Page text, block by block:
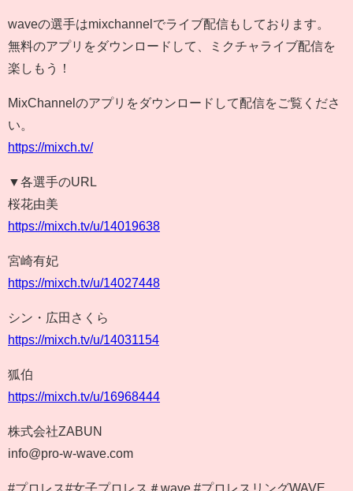
waveの選手はmixchannelでライブ配信もしております。
無料のアプリをダウンロードして、ミクチャライブ配信を
楽しもう！
MixChannelのアプリをダウンロードして配信をご覧くださ
い。
https://mixch.tv/
▼各選手のURL
桜花由美
https://mixch.tv/u/14019638
宮崎有妃
https://mixch.tv/u/14027448
シン・広田さくら
https://mixch.tv/u/14031154
狐伯
https://mixch.tv/u/16968444
株式会社ZABUN
info@pro-w-wave.com
#プロレス#女子プロレス＃wave #プロレスリングWAVE